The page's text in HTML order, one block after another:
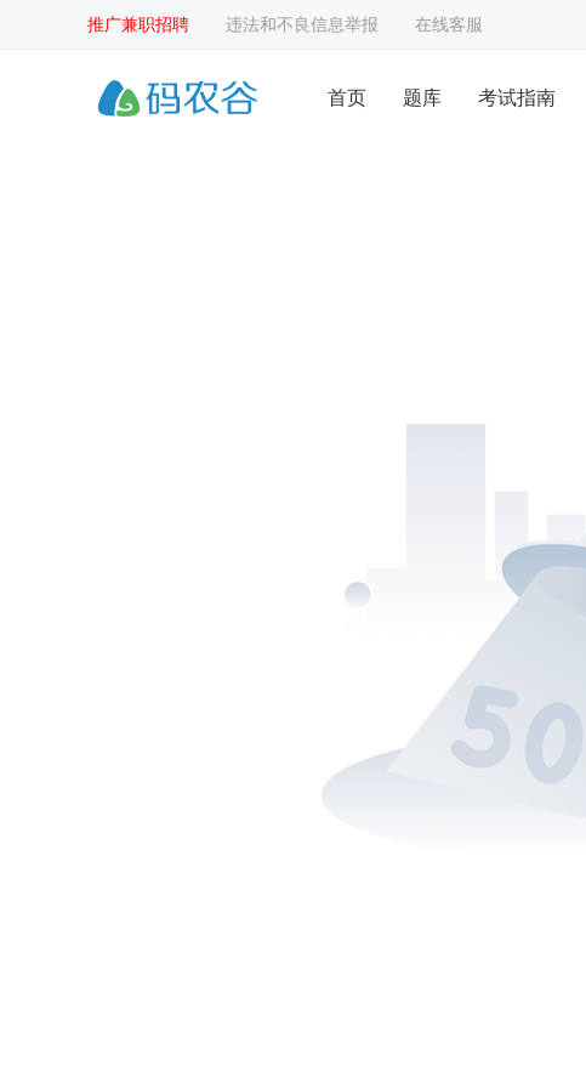
推广兼职招聘 违法和不良信息举报 在线客服
首页 题库 考试指南